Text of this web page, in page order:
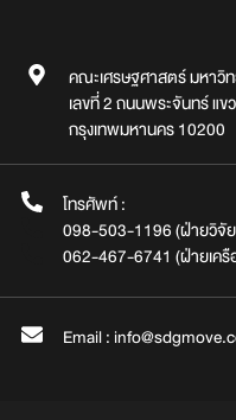
คณะเศรษฐศาสตร์ มหาวิ
เลขที่ 2 ถนนพระจันทร์ แ
กรุงเทพมหานคร 10200
โทรศัพท์ :
098-503-1196 (ฝ่ายวิจัย
062-467-6741 (ฝ่ายเค
Email :